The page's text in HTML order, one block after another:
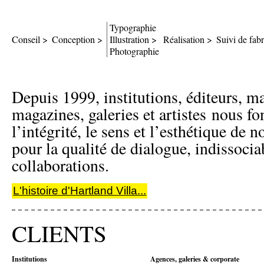
Conseil > Conception >
Typographie
Illustration >
Photographie
Réalisation > Suivi de
Depuis 1999, institutions, éditeurs,
magazines, galeries et artistes nous
l’intégrité, le sens et l’esthétique de
pour la qualité de dialogue,
collaborations.
L'histoire d'Hartland Villa...
CLIENTS
Institutions Agences, galeries & corporate